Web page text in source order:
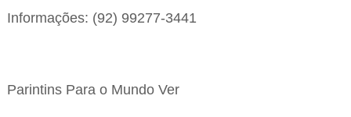
Informações: (92) 99277-3441
Parintins Para o Mundo Ver